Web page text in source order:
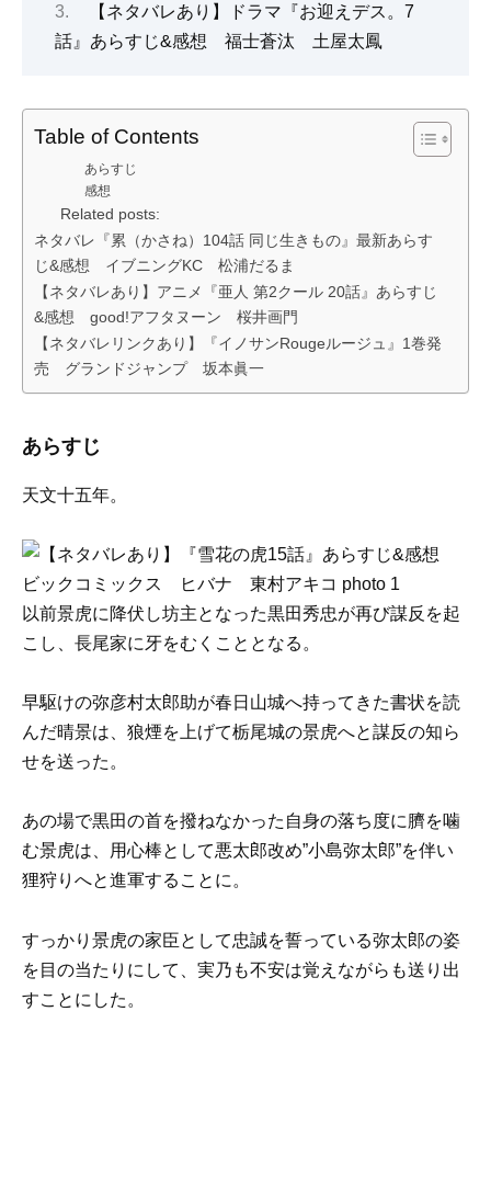
【ネタバレあり】ドラマ『お迎えデス。7
話』あらすじ&感想 福士蒼汰 土屋太鳳
Table of Contents
あらすじ
感想
Related posts:
ネタバレ『累（かさね）104話 同じ生きもの』最新あらす
じ&感想 イブニングKC 松浦だるま
【ネタバレあり】アニメ『亜人 第2クール 20話』あらすじ
&感想 good!アフタヌーン 桜井画門
【ネタバレリンクあり】『イノサンRougeルージュ』1巻発
売 グランドジャンプ 坂本眞一
あらすじ
天文十五年。
以前景虎に降伏し坊主となった黒田秀忠が再び謀反を起
こし、長尾家に牙をむくこととなる。
早駆けの弥彦村太郎助が春日山城へ持ってきた書状を読
んだ晴景は、狼煙を上げて栃尾城の景虎へと謀反の知ら
せを送った。
あの場で黒田の首を撥ねなかった自身の落ち度に臍を噛
む景虎は、用心棒として悪太郎改め”小島弥太郎”を伴い
狸狩りへと進軍することに。
すっかり景虎の家臣として忠誠を誓っている弥太郎の姿
を目の当たりにして、実乃も不安は覚えながらも送り出
すことにした。